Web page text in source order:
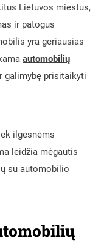
Lietuvos miestus,
ir patogus
yra geriausias
automobilių
galimybę prisitaikyti
ilgesnėms
leidžia mėgautis
su automobilio